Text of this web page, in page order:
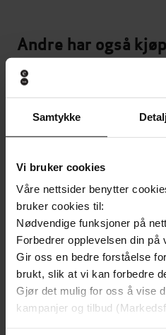
Samtykke
Vi bruker cookies
Våre nettsider benytter
bruker cookies til:
Nødvendige funksjoner på
Forbedrer opplevelsen din på
Gir oss en bedre forståelse
brukt, slik at vi kan forbedre
Gjør det mulig for oss å vise
kampanjer og tilbud
Andre har også
Vinner av Rivertonprisen
199,-
Minnesota